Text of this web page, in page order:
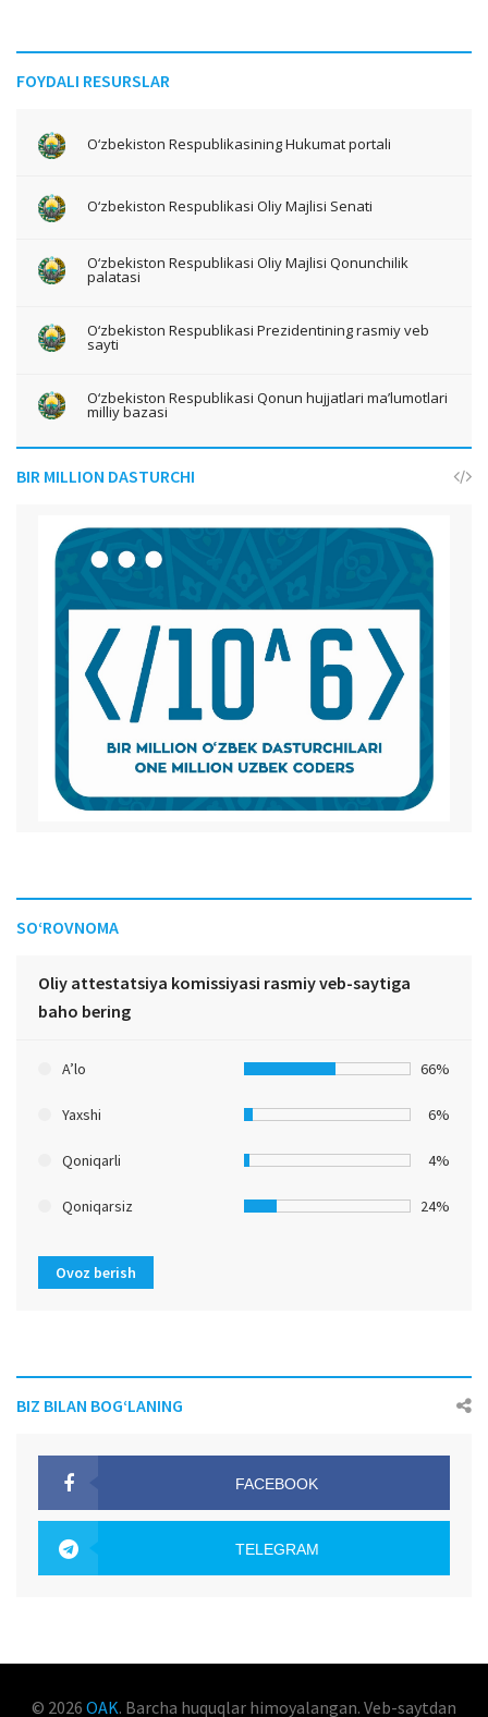
FOYDALI RESURSLAR
O‘zbekiston Respublikasining Hukumat portali
O‘zbekiston Respublikasi Oliy Majlisi Senati
O‘zbekiston Respublikasi Oliy Majlisi Qonunchilik
palatasi
O‘zbekiston Respublikasi Prezidentining rasmiy veb
sayti
O‘zbekiston Respublikasi Qonun hujjatlari ma’lumotlari
milliy bazasi
BIR MILLION DASTURCHI
SO‘ROVNOMA
Oliy attestatsiya komissiyasi rasmiy veb-saytiga
baho bering
A’lo 66%
Yaxshi 6%
Qoniqarli 4%
Qoniqarsiz 24%
Ovoz berish
BIZ BILAN BOG‘LANING
FACEBOOK
TELEGRAM
© 2026 OAK. Barcha huquqlar himoyalangan. Veb-saytdan